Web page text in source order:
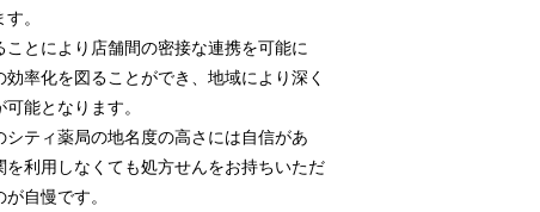
。
ことにより店舗間の密接な連携を可能に
効率化を図ることができ、地域により深く
能となります。
シティ薬局の地名度の高さには自信があ
を利用しなくても処方せんをお持ちいただ
自慢です。